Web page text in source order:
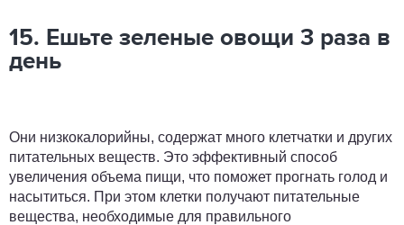
15. Ешьте зеленые овощи 3 раза в
день
Они низкокалорийны, содержат много клетчатки и других
питательных веществ. Это эффективный способ
увеличения объема пищи, что поможет прогнать голод и
насытиться. При этом клетки получают питательные
вещества, необходимые для правильного